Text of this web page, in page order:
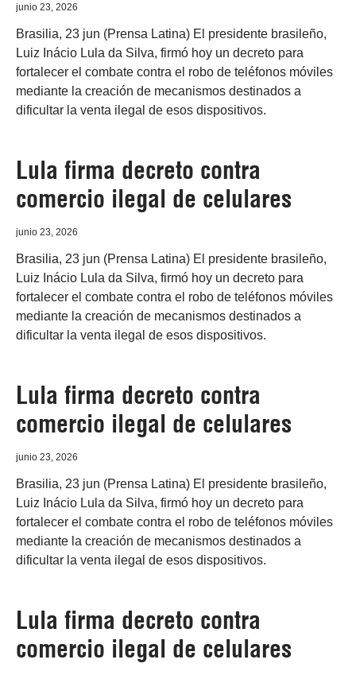
junio 23, 2026
Brasilia, 23 jun (Prensa Latina) El presidente brasileño,
Luiz Inácio Lula da Silva, firmó hoy un decreto para
fortalecer el combate contra el robo de teléfonos móviles
mediante la creación de mecanismos destinados a
dificultar la venta ilegal de esos dispositivos.
Lula firma decreto contra
comercio ilegal de celulares
junio 23, 2026
Brasilia, 23 jun (Prensa Latina) El presidente brasileño,
Luiz Inácio Lula da Silva, firmó hoy un decreto para
fortalecer el combate contra el robo de teléfonos móviles
mediante la creación de mecanismos destinados a
dificultar la venta ilegal de esos dispositivos.
Lula firma decreto contra
comercio ilegal de celulares
junio 23, 2026
Brasilia, 23 jun (Prensa Latina) El presidente brasileño,
Luiz Inácio Lula da Silva, firmó hoy un decreto para
fortalecer el combate contra el robo de teléfonos móviles
mediante la creación de mecanismos destinados a
dificultar la venta ilegal de esos dispositivos.
Lula firma decreto contra
comercio ilegal de celulares